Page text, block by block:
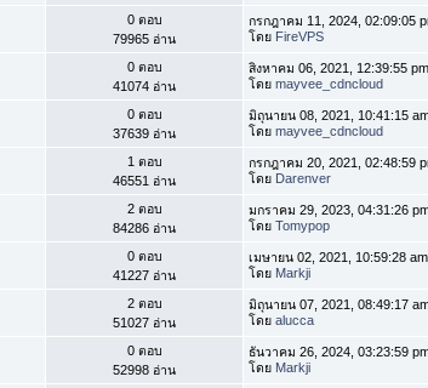
0 ตอบ
79965 อ่าน
กรกฎาคม 11, 2024, 02:09:05
โดย FireVPS
0 ตอบ
41074 อ่าน
สิงหาคม 06, 2021, 12:39:55 pm
โดยmayvee_cdncloud
0 ตอบ
37639 อ่าน
มิถุนายน 08, 2021, 10:41:15
โดยmayvee_cdncloud
1 ตอบ
46551 อ่าน
กรกฎาคม 20, 2021, 02:48:59
โดย Darenver
2 ตอบ
84286 อ่าน
มกราคม 29, 2023, 04:31:26
โดยTomypop
0 ตอบ
41227 อ่าน
เมษายน 02, 2021, 10:59:28 am
โดย Markji
2 ตอบ
51027 อ่าน
มิถุนายน 07, 2021, 08:49:17
โดยalucca
0 ตอบ
52998 อ่าน
ธันวาคม 26, 2024, 03:23:59
โดย Markji